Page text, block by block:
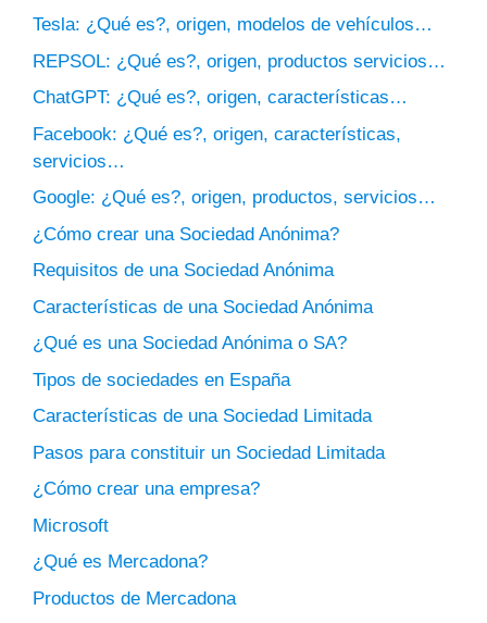
Tesla: ¿Qué es?, origen, modelos de vehículos…
REPSOL: ¿Qué es?, origen, productos servicios…
ChatGPT: ¿Qué es?, origen, características…
Facebook: ¿Qué es?, origen, características,
servicios…
Google: ¿Qué es?, origen, productos, servicios…
¿Cómo crear una Sociedad Anónima?
Requisitos de una Sociedad Anónima
Características de una Sociedad Anónima
¿Qué es una Sociedad Anónima o SA?
Tipos de sociedades en España
Características de una Sociedad Limitada
Pasos para constituir un Sociedad Limitada
¿Cómo crear una empresa?
Microsoft
¿Qué es Mercadona?
Productos de Mercadona